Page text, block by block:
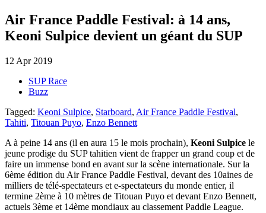
Air France Paddle Festival: à 14 ans,
Keoni Sulpice devient un géant du SUP
12 Apr 2019
SUP Race
Buzz
Tagged: Keoni Sulpice, Starboard, Air France Paddle Festival,
Tahiti, Titouan Puyo, Enzo Bennett
A à peine 14 ans (il en aura 15 le mois prochain), Keoni Sulpice le
jeune prodige du SUP tahitien vient de frapper un grand coup et de
faire un immense bond en avant sur la scène internationale. Sur la
6ème édition du Air France Paddle Festival, devant des 10aines de
milliers de télé-spectateurs et e-spectateurs du monde entier, il
termine 2ème à 10 mètres de Titouan Puyo et devant Enzo Bennett,
actuels 3ème et 14ème mondiaux au classement Paddle League.